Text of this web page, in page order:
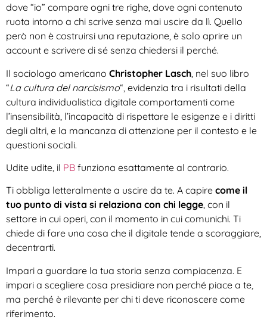
dove “io” compare ogni tre righe, dove ogni contenuto
ruota intorno a chi scrive senza mai uscire da lì. Quello
però non è costruirsi una reputazione, è solo aprire un
account e scrivere di sé senza chiedersi il perché.
Il sociologo americano Christopher Lasch , nel suo libro
“La cultura del narcisismo“, evidenzia tra i risultati della
cultura individualistica digitale comportamenti come
l’insensibilità, l’incapacità di rispettare le esigenze e i diritti
degli altri, e la mancanza di attenzione per il contesto e le
questioni sociali.
Udite udite, il PB funziona esattamente al contrario.
Ti obbliga letteralmente a uscire da te. A capire come il
tuo punto di vista si relaziona con chi legge, con il
settore in cui operi, con il momento in cui comunichi. Ti
chiede di fare una cosa che il digitale tende a scoraggiare,
decentrarti.
Impari a guardare la tua storia senza compiacenza. E
impari a scegliere cosa presidiare non perché piace a te,
ma perché è rilevante per chi ti deve riconoscere come
riferimento.